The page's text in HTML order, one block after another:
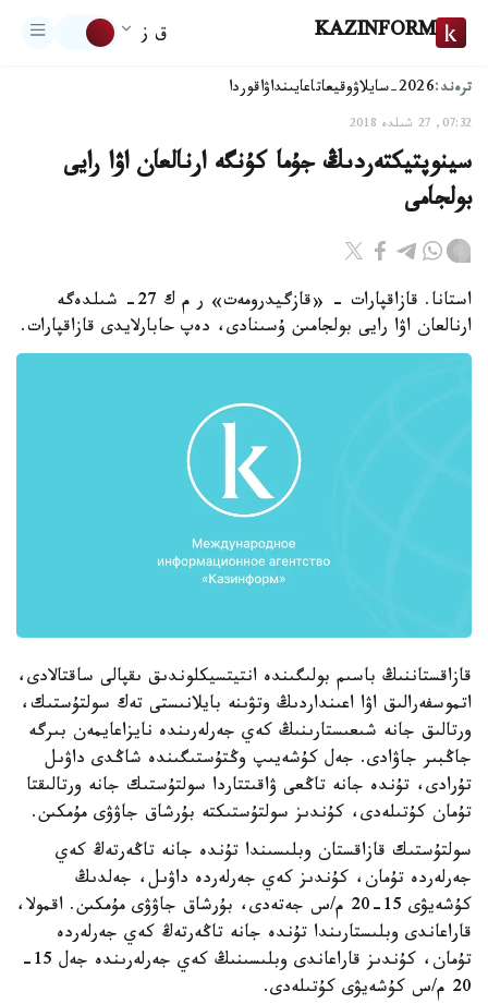
KAZINFORM ق ز
ترەند:2026-سايلاۋ وقيعاتاعايىنداۋاقوردا
07:32, 27 شىلدە 2018
سينوپتيكتەردىڭ جۇما كۇنگە ارنالعان اۋا رايى
بولجامى
استانا. قازاقپارات - «قازگيدرومەت» ر م ك 27- شىلدەگە
ارنالعان اۋا رايى بولجامىن ۇسىنادى، دەپ حابارلايدى قازاقپارات.
قازاقستاننىڭ باسىم بولىگىندە انتيتسيكلوندىق ىقپالى ساقتالادى،
اتموسفەرالىق اۋا اعىنداردىڭ وتۋىنە بايلانىستى تەك سولتۇستىك،
ورتالىق جانە شىعىستارىنىڭ كەي جەرلەرىندە نايزاعايمەن بىرگە
جاڭبىر جاۋادى. جەل كۇشەيىپ وڭتۇستىگىندە شاڭدى داۋىل
تۇرادى، تۇندە جانە تاڭعى ۋاقىتتاردا سولتۇستىك جانە ورتالىقتا
تۇمان كۇتىلەدى، كۇندىز سولتۇستىكتە بۇرشاق جاۋۋى مۇمكىن.
سولتۇستىك قازاقستان وبلىسىندا تۇندە جانە تاڭەرتەڭ كەي
جەرلەردە تۇمان، كۇندىز كەي جەرلەردە داۋىل، جەلدىڭ
كۇشەيۋى 15-20 م/س جەتەدى، بۇرشاق جاۋۋى مۇمكىن. اقمولا،
قاراعاندى وبلىستارىندا تۇندە جانە تاڭەرتەڭ كەي جەرلەردە
تۇمان، كۇندىز قاراعاندى وبلىسىنىڭ كەي جەرلەرىندە جەل 15-
20 م/س كۇشەيۋى كۇتىلەدى.